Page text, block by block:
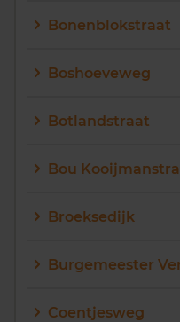
Q
R
Bonenblokstraat
Boshoeveweg
Botlandstraat
Bou
Broeksedijk
Burgemeester
Coentjesweg